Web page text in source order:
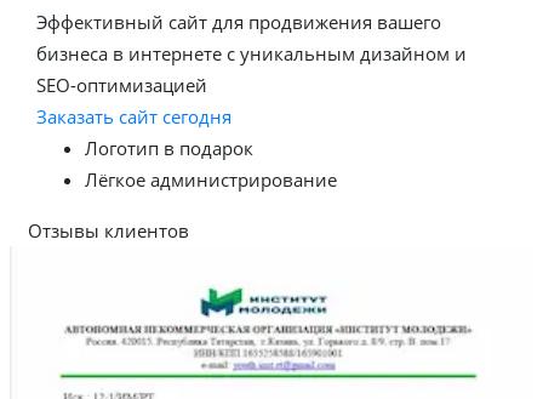
Эффективный сайт для продвижения вашего
бизнеса в интернете с уникальным дизайном и
SEO-оптимизацией
Заказать сайт сегодня
Логотип в подарок
Лёгкое администрирование
Отзывы клиентов